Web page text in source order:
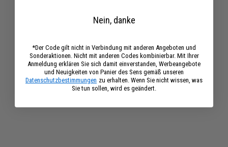
Nein, danke
*Der Code gilt nicht in Verbindung mit anderen Angeboten und
Sonderaktionen. Nicht mit anderen Codes kombinierbar. Mit Ihrer
Anmeldung erklären Sie sich damit einverstanden, Werbeangebote
und Neuigkeiten von Panier des Sens gemäß unseren
Datenschutzbestimmungen zu erhalten. Wenn Sie nicht wissen, was
Sie tun sollen, wird es geändert.